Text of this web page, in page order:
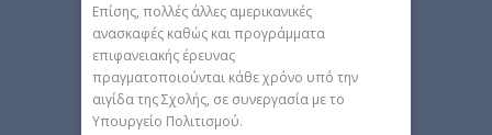
Επίσης, πολλές άλλες αμερικανικές
ανασκαφές καθώς και προγράμματα
επιφανειακής έρευνας
πραγματοποιούνται κάθε χρόνο υπό την
αιγίδα της Σχολής, σε συνεργασία με το
Υπουργείο Πολιτισμού.